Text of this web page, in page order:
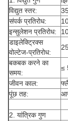
विद्युत स्तर:
संपर्क प्रतिरोध:
इन्सुलेशन प्रतिरोध:
डाइलेक्ट्रिक्स
वोल्टेज-प्रतिरोध:
बकबक करने का
समय:
≤
जीवन काल:
पूंछ तह:
2. यांत्रिक गुण